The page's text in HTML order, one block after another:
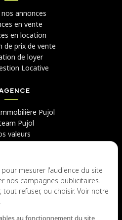
annonces
en vente
en location
de prix de vente
de loyer
Locative
Pujol
Pujol
valeurs
chez nous
mesurer l'audience du site
nos campagnes publicitaires.
refuser, ou choisir. Voir notre
.
au fonctionnement du site